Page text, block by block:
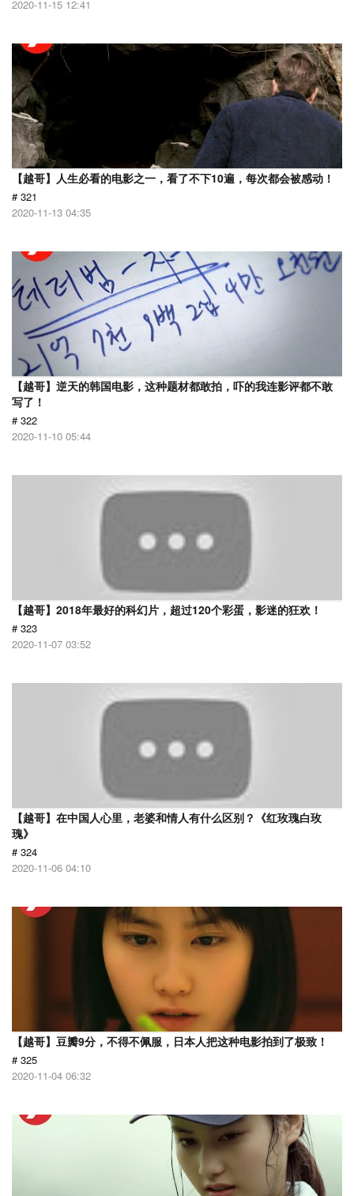
2020-11-15 12:41
【越哥】人生必看的电影之一，看了不下10遍，每次都会被感动！
# 321
2020-11-13 04:35
【越哥】逆天的韩国电影，这种题材都敢拍，吓的我连影评都不敢
写了！
# 322
2020-11-10 05:44
【越哥】2018年最好的科幻片，超过120个彩蛋，影迷的狂欢！
# 323
2020-11-07 03:52
【越哥】在中国人心里，老婆和情人有什么区别？《红玫瑰白玫
瑰》
# 324
2020-11-06 04:10
【越哥】豆瓣9分，不得不佩服，日本人把这种电影拍到了极致！
# 325
2020-11-04 06:32